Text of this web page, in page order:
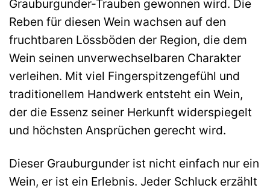
Grauburgunder-Trauben gewonnen wird. Die
Reben für diesen Wein wachsen auf den
fruchtbaren Lössböden der Region, die dem
Wein seinen unverwechselbaren Charakter
verleihen. Mit viel Fingerspitzengefühl und
traditionellem Handwerk entsteht ein Wein,
der die Essenz seiner Herkunft widerspiegelt
und höchsten Ansprüchen gerecht wird.
Dieser Grauburgunder ist nicht einfach nur ein
Wein, er ist ein Erlebnis. Jeder Schluck erzählt